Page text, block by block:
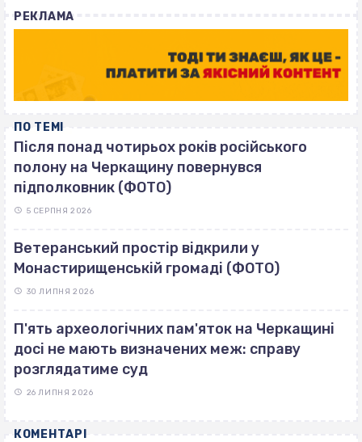
РЕКЛАМА
ПО ТЕМІ
Після понад чотирьох років російського
полону на Черкащину повернувся
підполковник (ФОТО)
5 СЕРПНЯ 2026
Ветеранський простір відкрили у
Монастирищенській громаді (ФОТО)
30 ЛИПНЯ 2026
П'ять археологічних пам'яток на Черкащині
досі не мають визначених меж: справу
розглядатиме суд
26 ЛИПНЯ 2026
КОМЕНТАРІ